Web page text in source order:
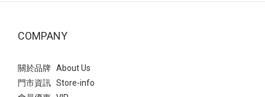
COMPANY
關於品牌 About Us
門市資訊 Store-info